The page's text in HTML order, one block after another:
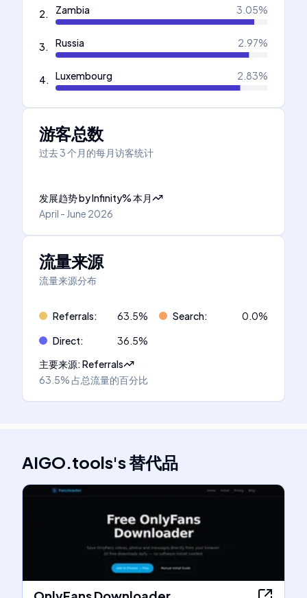
2. Zambia 3.05%
3. Russia 2.97%
4. Luxembourg 2.83%
游客总数
过去 3 个月的每月访客统计
发展趋势byInfinity%本月
April - June 2026
流量来源
流量来源分布
Referrals: 63.5% Search: 0.0%
Direct: 36.5%
主要来源:Referrals
63.5%占总流量的百分比
AIGO.tools's替代品